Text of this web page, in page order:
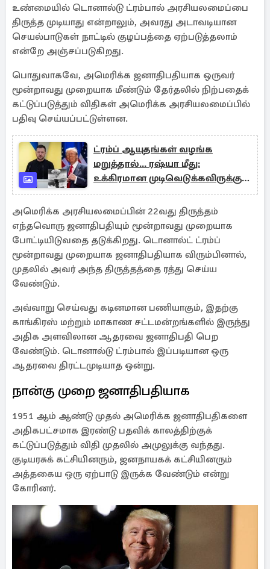
உண்மையில் டொனால்டு ட்ரம்பால் அரசியலமைப்பை
திருத்த முடியாது என்றாலும், அவரது அடாவடியான
செயல்பாடுகள் நாட்டில் குழப்பத்தை ஏற்படுத்தலாம்
என்றே அஞ்சப்படுகிறது.
பொதுவாகவே, அமெரிக்க ஜனாதிபதியாக ஒருவர்
மூன்றாவது முறையாக மீண்டும் தேர்தலில் நிற்பதைக்
கட்டுப்படுத்தும் விதிகள் அமெரிக்க அரசியலமைப்பில்
பதிவு செய்யப்பட்டுள்ளன.
ட்ரம்ப் ஆயுதங்கள் வழங்க
மறுத்தால்... ரஷ்யா மீது:
உக்கிரமான முடிவெடுக்கவிருக்கும்
உக்ரைன்
அமெரிக்க அரசியலமைப்பின் 22வது திருத்தம்
எந்தவொரு ஜனாதிபதியும் மூன்றாவது முறையாக
போட்டியிடுவதை தடுக்கிறது. டொனால்ட் ட்ரம்ப்
மூன்றாவது முறையாக ஜனாதிபதியாக விரும்பினால்,
முதலில் அவர் அந்த திருத்தத்தை ரத்து செய்ய
வேண்டும்.
அவ்வாறு செய்வது கடினமான பணியாகும், இதற்கு
காங்கிரஸ் மற்றும் மாகாண சட்டமன்றங்களில் இருந்து
அதிக அளவிலான ஆதரவை ஜனாதிபதி பெற
வேண்டும். டொனால்டு ட்ரம்பால் இப்படியான ஒரு
ஆதரவை திரட்டமுடியாத ஒன்று.
நான்கு முறை ஜனாதிபதியாக
1951 ஆம் ஆண்டு முதல் அமெரிக்க ஜனாதிபதிகளை
அதிகபட்சமாக இரண்டு பதவிக் காலத்திற்குக்
கட்டுப்படுத்தும் விதி முதலில் அமுலுக்கு வந்தது.
குடியரசுக் கட்சியினரும், ஜனநாயகக் கட்சியினரும்
அத்தகைய ஒரு ஏற்பாடு இருக்க வேண்டும் என்று
கோரினர்.